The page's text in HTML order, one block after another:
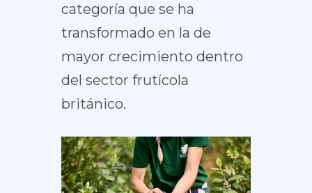
categoría que se ha
transformado en la de
mayor crecimiento dentro
del sector frutícola
británico.